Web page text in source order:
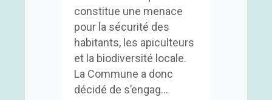
constitue une menace
pour la sécurité des
habitants, les apiculteurs
et la biodiversité locale.
La Commune a donc
décidé de s’engag...